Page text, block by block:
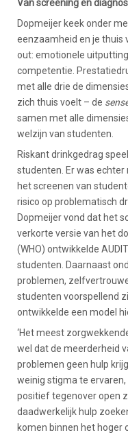
Van screening en
Dopmeijer keek onder
eenzaamheid en je thuis
out: emotionele
competentie.
met alle drie de
zich thuis voelt – de
samen met alle
welzijn van studenten.
Riskant drinkgedrag
studenten. Er was echter
het screenen van
risico op problematisch
Dopmeijer vond dat het
verkorte versie van het
(WHO) ontwikkelde
studenten. Daarnaast
problemen,
studenten voorspellend
ontwikkelde een model
‘Het meest
wel dat de meerderheid
problemen geen hulp
weinig stigma te
positief tegenover open
daadwerkelijk hulp
komen binnen het hoger